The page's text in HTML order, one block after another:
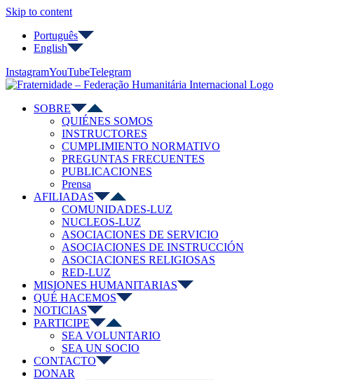
Skip to content
Português
English
InstagramYouTubeTelegram
SOBRE
QUIÉNES SOMOS
INSTRUCTORES
CUMPLIMIENTO NORMATIVO
PREGUNTAS FRECUENTES
PUBLICACIONES
Prensa
AFILIADAS
COMUNIDADES-LUZ
NUCLEOS-LUZ
ASOCIACIONES DE SERVICIO
ASOCIACIONES DE INSTRUCCIÓN
ASOCIACIONES RELIGIOSAS
RED-LUZ
MISIONES HUMANITARIAS
QUÉ HACEMOS
NOTICIAS
PARTICIPE
SEA VOLUNTARIO
SEA UN SOCIO
CONTACTO
DONAR